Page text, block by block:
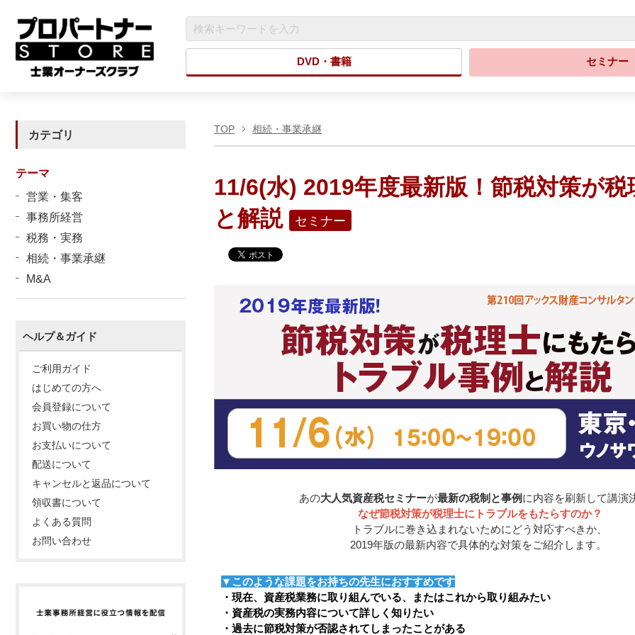
DVD・書籍 セミナー
カテゴリ
テーマ
営業・集客
事務所経営
税務・実務
相続・事業承継
M&A
ヘルプ＆ガイド
ご利用ガイド
はじめての方へ
会員登録について
お買い物の仕方
お支払いについて
配送について
キャンセルと返品について
領収書について
よくある質問
お問い合わせ
TOP 相続・事業承継
11/6(水) 2019年度最新版！節税対策が
と解説
セミナー
あの大人気資産税セミナーが最新の税制と事例 に内容を刷新して講演
なぜ節税対策が税理士にトラブルをもたらすのか？
トラブルに巻き込まれないためにどう対応すべきか、
2019年版の最新内容で具体的な対策をご紹介します。
▼このような課題をお持ちの先生におすすめです
・現在、資産税業務に取り組んでいる、またはこれから取り組みたい
・資産税の実務内容について詳しく知りたい
・過去に節税対策が否認されてしまったことがある